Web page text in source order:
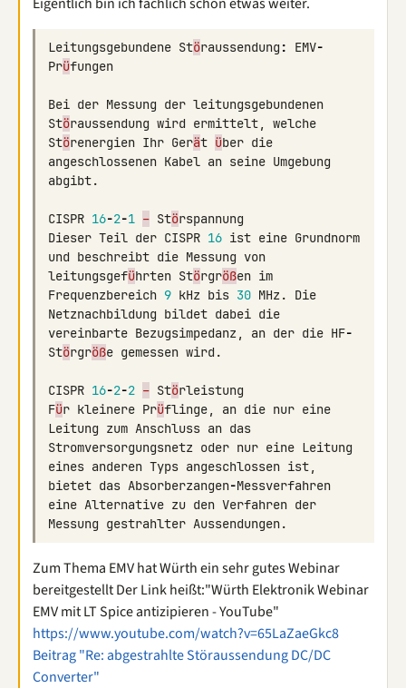
Leitungsgebundene Störaussendung : EMV-
Prüfungen
Bei der Messung der leitungsgebundenen
Störaussendung wird ermittelt
welche
Störenergien Ihr Gerät über die
angeschlossenen Kabel an seine Umgebung
abgibt.
CISPR 16-2-1 – Störspannung
Dieser Teil der CISPR 16 ist eine Grundnorm
und beschreibt die Messung von
leitungsgeführten Störgrößen im
Frequenzbereich 9 kHz bis 30 MHz .
Die
Netznachbildung bildet dabei die
vereinbarte Bezugsimpedanz an der die HF-
Störgröße gemessen wird.
CISPR 16-2-2 – Störleistung
Für kleinere Prüflinge an die nur eine
Leitung zum Anschluss an das
Stromversorgungsnetz oder nur eine Leitung
eines anderen Typs angeschlossen ist
bietet das Absorberzangen-Messverfahren
eine Alternative zu den Verfahren der
Messung gestrahlter Aussendungen.
Zum Thema EMV hat Würth ein sehr gutes Webinar
bereitgestellt Der Link heißt:"Würth Elektronik Webinar
EMV mit LT Spice antizipieren - YouTube"
https://www.youtube.com/watch?v=65LaZaeGkc8
Beitrag "Re: abgestrahlte Störaussendung DC/DC
Converter"